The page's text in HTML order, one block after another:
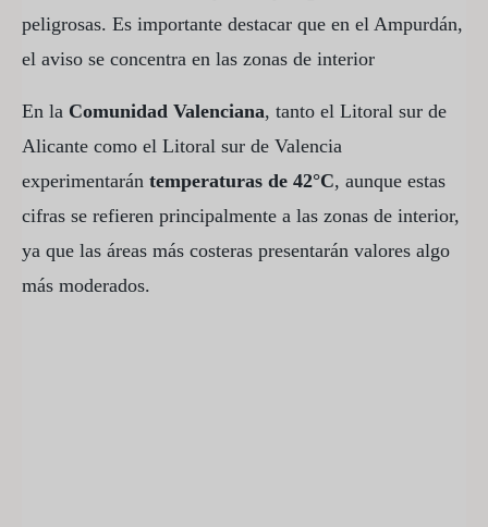
peligrosas. Es importante destacar que en el Ampurdán,
el aviso se concentra en las zonas de interior
En la Comunidad Valenciana, tanto el Litoral sur de
Alicante como el Litoral sur de Valencia
experimentarán temperaturas de 42°C, aunque estas
cifras se refieren principalmente a las zonas de interior,
ya que las áreas más costeras presentarán valores algo
más moderados.